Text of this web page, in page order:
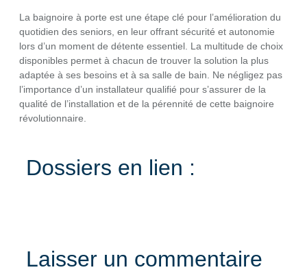
La baignoire à porte est une étape clé pour l’amélioration du
quotidien des seniors, en leur offrant sécurité et autonomie
lors d’un moment de détente essentiel. La multitude de choix
disponibles permet à chacun de trouver la solution la plus
adaptée à ses besoins et à sa salle de bain. Ne négligez pas
l’importance d’un installateur qualifié pour s’assurer de la
qualité de l’installation et de la pérennité de cette baignoire
révolutionnaire.
Dossiers en lien :
Laisser un commentaire